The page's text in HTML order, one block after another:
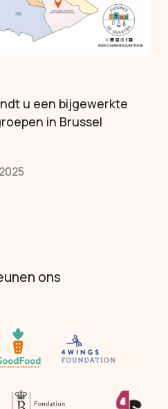
u een bijgewerkte
in Brussel
ons